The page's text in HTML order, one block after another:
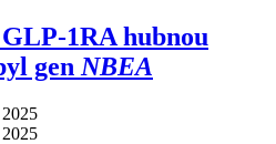
1RA hubnou
gen NBEA